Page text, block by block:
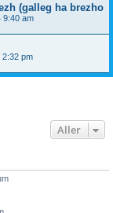
(galleg ha brezho
9:40 am
2:32 pm
Aller